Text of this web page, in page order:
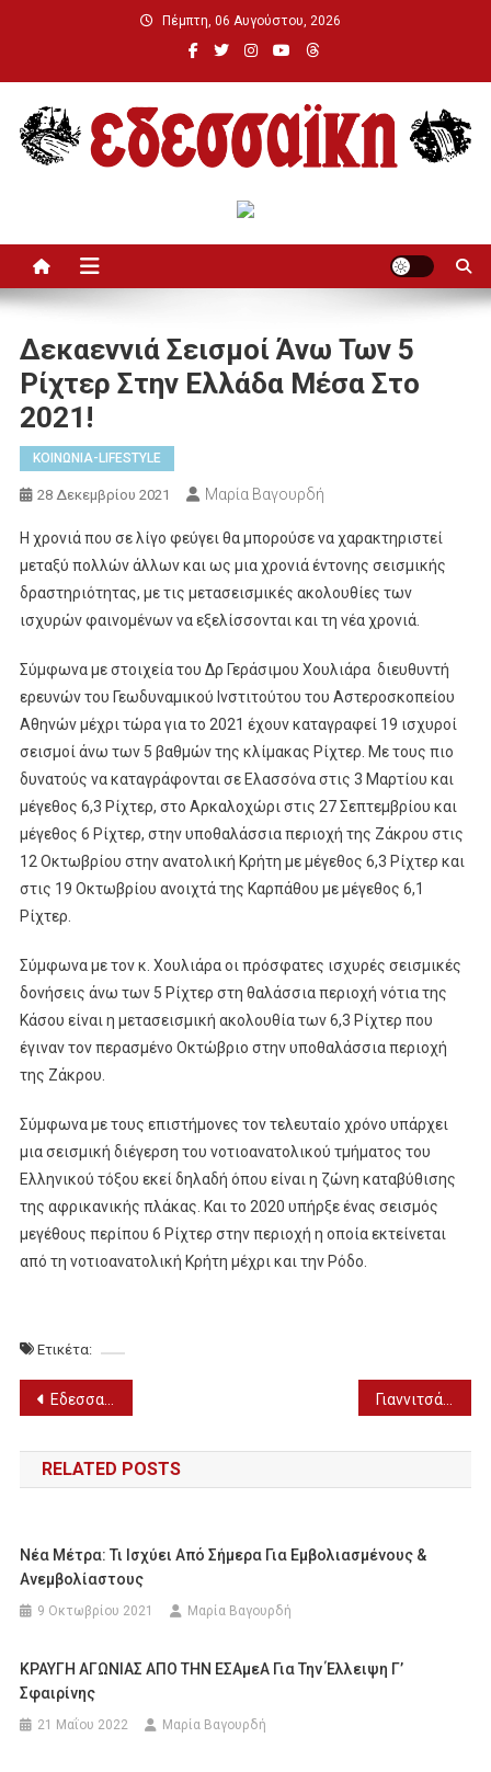
Πέμπτη, 06 Αυγούστου, 2026
Δεκαεννιά Σεισμοί Άνω Των 5
Ρίχτερ Στην Ελλάδα Μέσα Στο
2021!
ΚΟΙΝΩΝΙΑ-LIFESTYLE
28 Δεκεμβρίου 2021 Μαρία Βαγουρδή
Η χρονιά που σε λίγο φεύγει θα μπορούσε να χαρακτηριστεί
μεταξύ πολλών άλλων και ως μια χρονιά έντονης σεισμικής
δραστηριότητας, με τις μετασεισμικές ακολουθίες των
ισχυρών φαινομένων να εξελίσσονται και τη νέα χρονιά.
Σύμφωνα με στοιχεία του Δρ Γεράσιμου Χουλιάρα διευθυντή
ερευνών του Γεωδυναμικού Ινστιτούτου του Αστεροσκοπείου
Αθηνών μέχρι τώρα για το 2021 έχουν καταγραφεί 19 ισχυροί
σεισμοί άνω των 5 βαθμών της κλίμακας Ρίχτερ. Με τους πιο
δυνατούς να καταγράφονται σε Ελασσόνα στις 3 Μαρτίου και
μέγεθος 6,3 Ρίχτερ, στο Αρκαλοχώρι στις 27 Σεπτεμβρίου και
μέγεθος 6 Ρίχτερ, στην υποθαλάσσια περιοχή της Ζάκρου στις
12 Οκτωβρίου στην ανατολική Κρήτη με μέγεθος 6,3 Ρίχτερ και
στις 19 Οκτωβρίου ανοιχτά της Καρπάθου με μέγεθος 6,1
Ρίχτερ.
Σύμφωνα με τον κ. Χουλιάρα οι πρόσφατες ισχυρές σεισμικές
δονήσεις άνω των 5 Ρίχτερ στη θαλάσσια περιοχή νότια της
Κάσου είναι η μετασεισμική ακολουθία των 6,3 Ρίχτερ που
έγιναν τον περασμένο Οκτώβριο στην υποθαλάσσια περιοχή
της Ζάκρου.
Σύμφωνα με τους επιστήμονες τον τελευταίο χρόνο υπάρχει
μια σεισμική διέγερση του νοτιοανατολικού τμήματος του
Ελληνικού τόξου εκεί δηλαδή όπου είναι η ζώνη καταβύθισης
της αφρικανικής πλάκας. Και το 2020 υπήρξε ένας σεισμός
μεγέθους περίπου 6 Ρίχτερ στην περιοχή η οποία εκτείνεται
από τη νοτιοανατολική Κρήτη μέχρι και την Ρόδο.
Ετικέτα:
Πλοήγηση
άρθρων
Εδεσσα: Μάγειρες και καθαρίστριες θα προσλάβει το “Ευ ζην”
RELATED POSTS
Νέα Μέτρα: Τι Ισχύει Από Σήμερα Για Εμβολιασμένους &
Ανεμβολίαστους
9 Οκτωβρίου 2021 Μαρία Βαγουρδή
ΚΡΑΥΓΗ ΑΓΩΝΙΑΣ ΑΠΟ ΤΗΝ ΕΣΑμεΑ Για Την Έλλειψη Γ’
Σφαιρίνης
21 Μαΐου 2022 Μαρία Βαγουρδή